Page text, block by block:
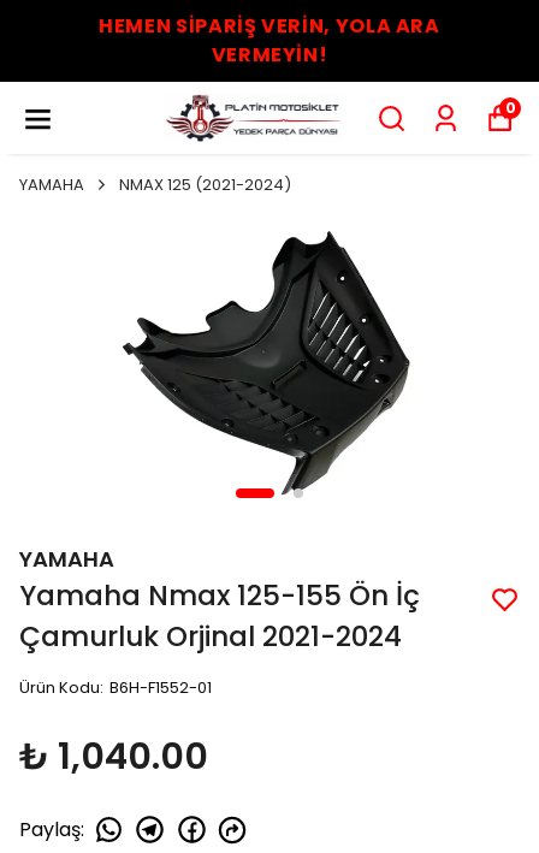
HEMEN SİPARİŞ VERİN, YOLA ARA
VERMEYİN!
0
YAMAHA NMAX 125 (2021-2024)
YAMAHA
Yamaha Nmax 125-155 Ön İç
Çamurluk Orjinal 2021-2024
Ürün Kodu: B6H-F1552-01
₺ 1,040.00
Paylaş: